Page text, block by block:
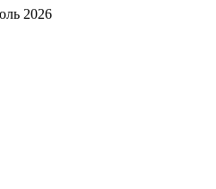
2026